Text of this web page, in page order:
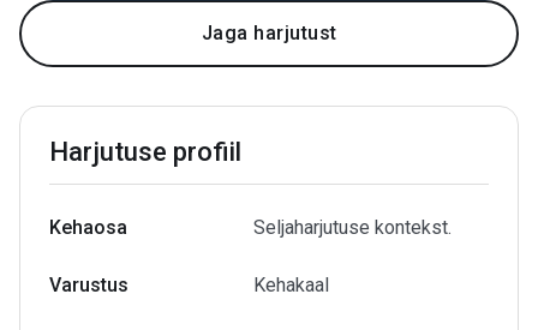
Jaga harjutust
Harjutuse profiil
Kehaosa Seljaharjutuse kontekst.
Varustus Kehakaal